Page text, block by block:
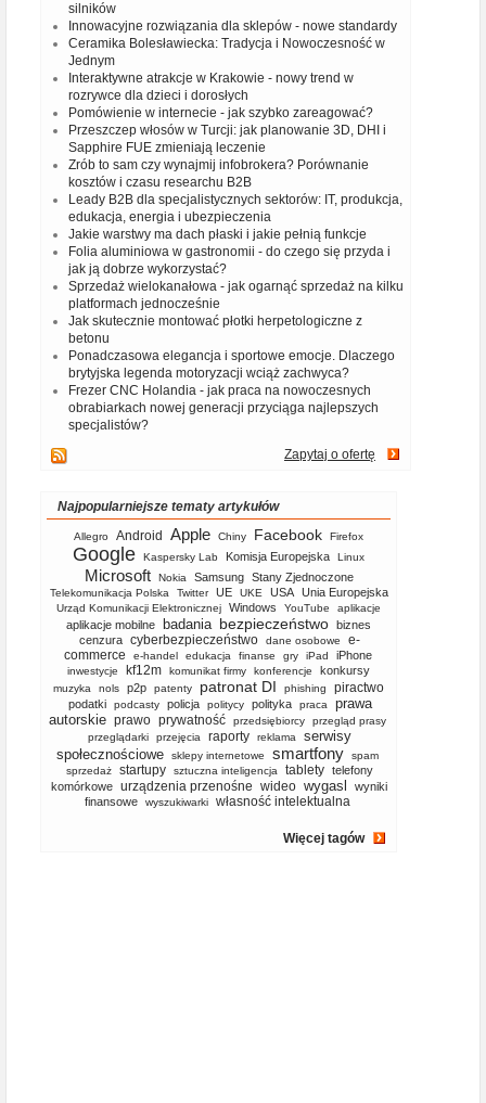
silników
Innowacyjne rozwiązania dla sklepów - nowe standardy
Ceramika Bolesławiecka: Tradycja i Nowoczesność w
Jednym
Interaktywne atrakcje w Krakowie - nowy trend w
rozrywce dla dzieci i dorosłych
Pomówienie w internecie - jak szybko zareagować?
Przeszczep włosów w Turcji: jak planowanie 3D, DHI i
Sapphire FUE zmieniają leczenie
Zrób to sam czy wynajmij infobrokera? Porównanie
kosztów i czasu researchu B2B
Leady B2B dla specjalistycznych sektorów: IT, produkcja,
edukacja, energia i ubezpieczenia
Jakie warstwy ma dach płaski i jakie pełnią funkcje
Folia aluminiowa w gastronomii - do czego się przyda i
jak ją dobrze wykorzystać?
Sprzedaż wielokanałowa - jak ogarnąć sprzedaż na kilku
platformach jednocześnie
Jak skutecznie montować płotki herpetologiczne z
betonu
Ponadczasowa elegancja i sportowe emocje. Dlaczego
brytyjska legenda motoryzacji wciąż zachwyca?
Frezer CNC Holandia - jak praca na nowoczesnych
obrabiarkach nowej generacji przyciąga najlepszych
specjalistów?
Zapytaj o ofertę
Najpopularniejsze tematy artykułów
Allegro Android Apple Chiny Facebook Firefox
Google Kaspersky Lab Komisja Europejska Linux
Microsoft Nokia Samsung Stany Zjednoczone
Telekomunikacja Polska Twitter UE UKE USA Unia Europejska
Urząd Komunikacji Elektronicznej Windows YouTube aplikacje
aplikacje mobilne badania bezpieczeństwo biznes
cenzura cyberbezpieczeństwo dane osobowe
e-
commerce
e-handel edukacja finanse gry iPad iPhone
inwestycje kf12m komunikat firmy konferencje konkursy
muzyka nols p2p patenty patronat DI phishing piractwo
podatki podcasty policja politycy polityka praca
prawa
autorskie prawo prywatność przedsiębiorcy
przegląd prasy
przeglądarki
przejęcia raporty reklama
serwisy
społecznościowe
sklepy internetowe smartfony
spam
sprzedaż
startupy sztuczna inteligencja tablety telefony
komórkowe
urządzenia przenośne wideo wygasl
wyniki
finansowe
wyszukiwarki własność intelektualna
Więcej tagów